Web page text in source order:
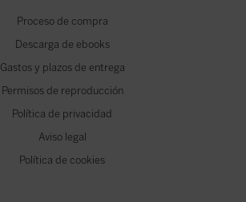
Proceso de compra
Descarga de ebooks
Gastos y plazos de entrega
Permisos de reproducción
Política de privacidad
Aviso legal
Política de cookies